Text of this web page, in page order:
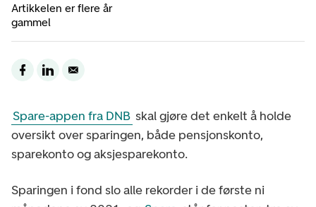
Artikkelen er flere år
gammel
Spare-appen fra DNB skal gjøre det enkelt å holde
oversikt over sparingen, både pensjonskonto,
sparekonto og aksjesparekonto.
Sparingen i fond slo alle rekorder i de første ni